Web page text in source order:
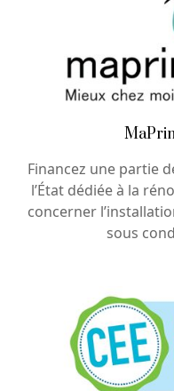
Financez une partie
l’État dédiée à la
concerner
sous